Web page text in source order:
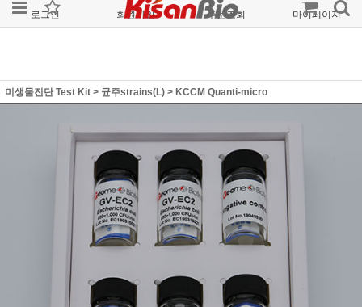
로그인 회원가입 주문조회 마이페이지
미생물진단 Test Kit > 균주strains(L) > KCCM Quanti-micro